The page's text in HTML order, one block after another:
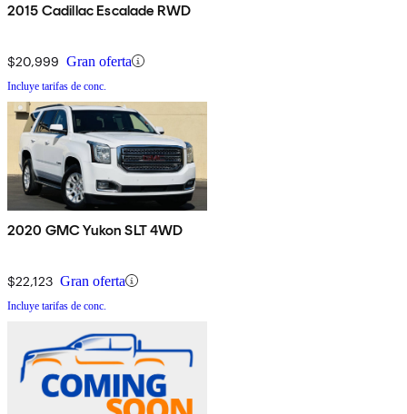
2015 Cadillac Escalade RWD
$20,999 Gran oferta
Incluye tarifas de conc.
2020 GMC Yukon SLT 4WD
$22,123 Gran oferta
Incluye tarifas de conc.